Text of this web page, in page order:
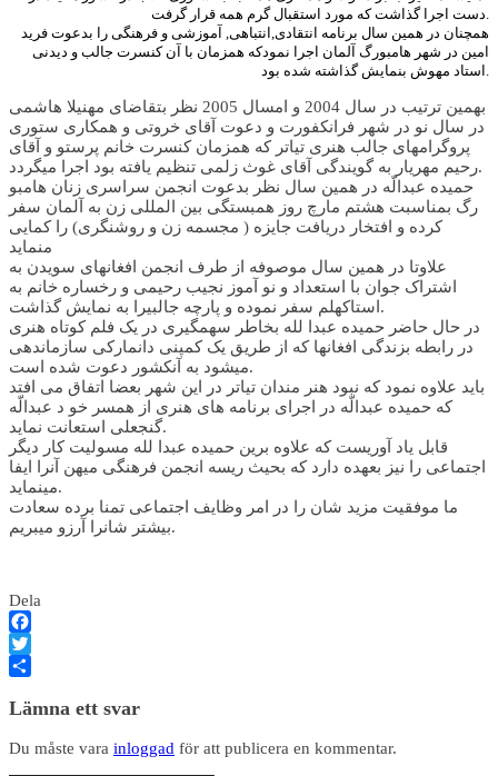
دست اجرا گذاشت که مورد استقبال گرم همه قرار گرفت.
همچنان در همين سال برنامه انتقادی,انتباهی, آموزشی و فرهنگی را بدعوت فريد
امين در شهر هامبورگ آلمان اجرا نمودکه همزمان با آن کنسرت جالب و ديدنی
استاد مهوش بنمايش گذاشته شده بود.
بهمين ترتيب در سال 2004 و امسال 2005 نظر بتقاضای مهنيلا هاشمی
در سال نو در شهر فرانکفورت و دعوت آقای خروتی و همکاری ستوری
پروگرامهای جالب هنری تياتر که همزمان کنسرت خانم پرستو و آقای
رحيم مهريار به گويندگی آقای غوث زلمی تنظيم يافته بود اجرا ميگردد.
حميده عبدالّه در همين سال نظر بدعوت انجمن سراسری زنان هامبو
رگ بمناسبت هشتم مارچ روز همبستگی بين المللی زن به آلمان سفر
کرده و افتخار دريافت جايزه ( مجسمه زن و روشنگری) را کمايی
منمايد
علاوتا در همين سال موصوفه از طرف انجمن افغانهای سويدن به
اشتراک جوان با استعداد و نو آموز نجيب رحيمی و رخساره خانم به
استاکهلم سفر نموده و پارچه جالبيرا به نمايش گذاشت.
در حال حاضر حميده عبدا لله بخاطر سهمگيری در يک فلم کوتاه هنری
در رابطه بزندگی افغانها که از طريق يک کمپنی دانمارکی سازماندهی
ميشود به آنکشور دعوت شده است.
بايد علاوه نمود که نبود هنر مندان تياتر در اين شهر بعضا اتفاق می افتد
که حميده عبدالّه در اجرای برنامه های هنری از همسر خو د عبدالّه
گنجعلی استعانت نمايد.
قابل ياد آوريست که علاوه برين حميده عبدا لله مسوليت کار ديگر
اجتماعی را نيز بعهده دارد که بحيث ريسه انجمن فرهنگی ميهن آنرا ايفا
مينمايد.
ما موفقيت مزيد شان را در امر وظايف اجتماعی تمنا برده سعادت
بيشتر شانرا آرزو ميبريم.
Dela
Facebook
Twitter
Lämna ett svar
Du måste vara inloggad för att publicera en kommentar.